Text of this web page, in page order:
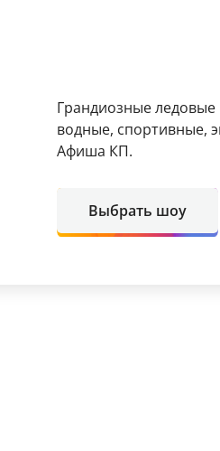
Грандиозные ледовые
водные, спортивные,
Афиша КП.
Выбрать шоу